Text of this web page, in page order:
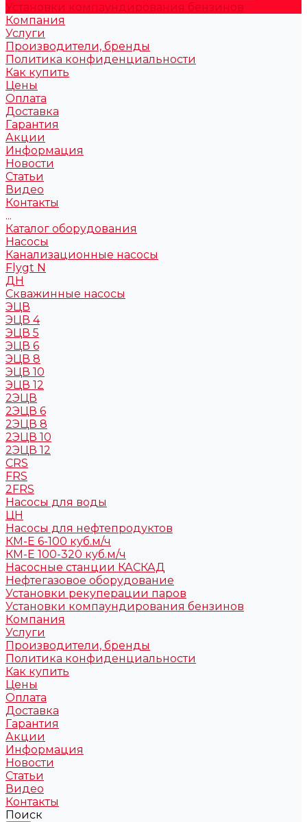
Установки компаундирования бензинов
Компания
Услуги
Производители, бренды
Политика конфиденциальности
Как купить
Цены
Оплата
Доставка
Гарантия
Акции
Информация
Новости
Статьи
Видео
Контакты
...
Каталог оборудования
Насосы
Канализационные насосы
Flygt N
ДН
Скважинные насосы
ЭЦВ
ЭЦВ 4
ЭЦВ 5
ЭЦВ 6
ЭЦВ 8
ЭЦВ 10
ЭЦВ 12
2ЭЦВ
2ЭЦВ 6
2ЭЦВ 8
2ЭЦВ 10
2ЭЦВ 12
CRS
FRS
2FRS
Насосы для воды
ЦН
Насосы для нефтепродуктов
КМ-Е 6-100 куб.м/ч
КМ-Е 100-320 куб.м/ч
Насосные станции КАСКАД
Нефтегазовое оборудование
Установки рекуперации паров
Установки компаундирования бензинов
Компания
Услуги
Производители, бренды
Политика конфиденциальности
Как купить
Цены
Оплата
Доставка
Гарантия
Акции
Информация
Новости
Статьи
Видео
Контакты
Поиск